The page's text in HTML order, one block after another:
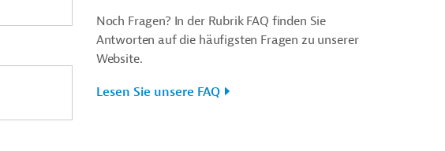
Noch Fragen? In der Rubrik FAQ finden Sie
Antworten auf die häufigsten Fragen zu unserer
Website.
Lesen Sie unsere FAQ